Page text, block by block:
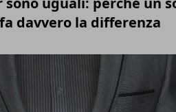
davvero la differenza